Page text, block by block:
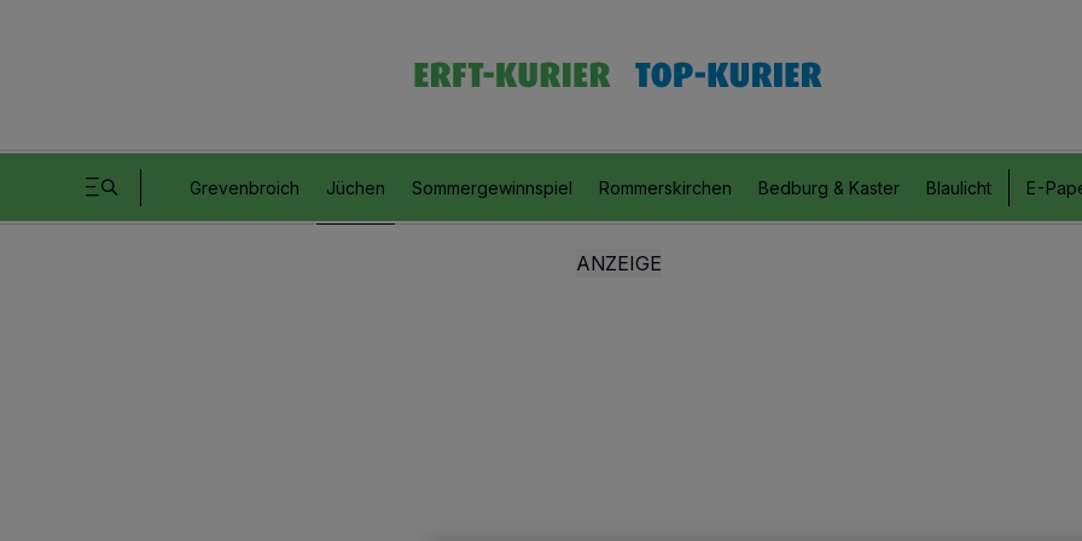
Grevenbroich Jüchen Sommergewinnspiel Rommerskirchen Bedburg & Kaster Blaulicht E-